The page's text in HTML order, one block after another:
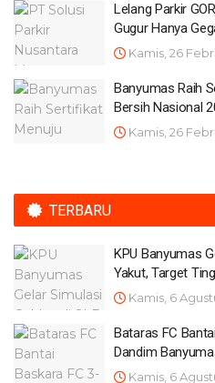
Lelang Parkir
Gugur Hanya
Kamis, 26
Banyumas Raih
Bersih Nasional
Kamis, 26
TERBARU
KPU Banyumas
Yakut, Target
Kamis, 6
Bataras FC
Dandim
Kamis, 6